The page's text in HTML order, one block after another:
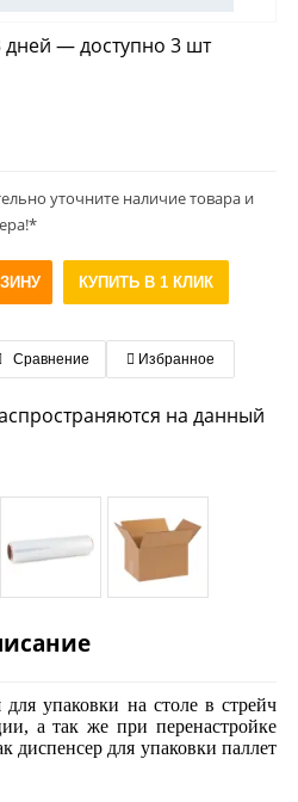
дней — доступно 3 шт
уточните наличие товара и
КУПИТЬ В 1 КЛИК
Сравнение Избранное
на данный
для упаковки на столе в стрейч
а так же при перенастройке
диспенсер для упаковки паллет